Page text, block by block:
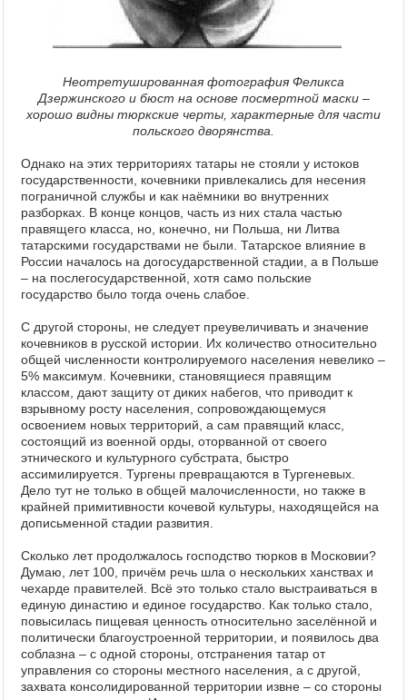
Неотретушированная фотография Феликса
Дзержинского и бюст на основе посмертной маски –
хорошо видны тюркские черты, характерные для части
польского дворянства.
Однако на этих территориях татары не стояли у истоков
государственности, кочевники привлекались для несения
пограничной службы и как наёмники во внутренних
разборках. В конце концов, часть из них стала частью
правящего класса, но, конечно, ни Польша, ни Литва
татарскими государствами не были. Татарское влияние в
России началось на догосударственной стадии, а в Польше
– на послегосударственной, хотя само польские
государство было тогда очень слабое.
С другой стороны, не следует преувеличивать и значение
кочевников в русской истории. Их количество относительно
общей численности контролируемого населения невелико –
5% максимум. Кочевники, становящиеся правящим
классом, дают защиту от диких набегов, что приводит к
взрывному росту населения, сопровождающемуся
освоением новых территорий, а сам правящий класс,
состоящий из военной орды, оторванной от своего
этнического и культурного субстрата, быстро
ассимилируется. Тургены превращаются в Тургеневых.
Дело тут не только в общей малочисленности, но также в
крайней примитивности кочевой культуры, находящейся на
дописьменной стадии развития.
Сколько лет продолжалось господство тюрков в Московии?
Думаю, лет 100, причём речь шла о нескольких ханствах и
чехарде правителей. Всё это только стало выстраиваться в
единую династию и единое государство. Как только стало,
повысилась пищевая ценность относительно заселённой и
политически благоустроенной территории, и появилось два
соблазна – с одной стороны, отстранения татар от
управления со стороны местного населения, а с другой,
захвата консолидированной территории извне – со стороны